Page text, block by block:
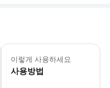
✨예약 조건은 예약자가 예약한 당시
이렇게 사용하세요
사용방법